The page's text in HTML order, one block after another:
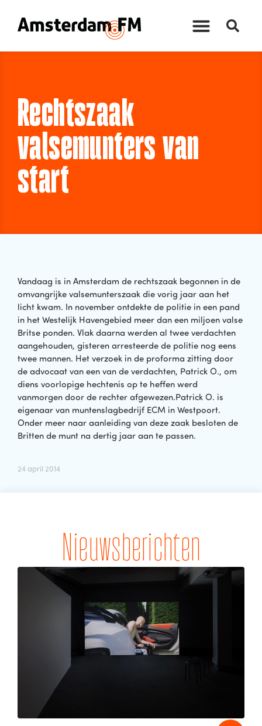
Rechtszaak
valsemunters van
start
Vandaag is in Amsterdam de rechtszaak begonnen in de
omvangrijke valsemunterszaak die vorig jaar aan het
licht kwam. In november ontdekte de politie in een pand
in het Westelijk Havengebied meer dan een miljoen valse
Britse ponden. Vlak daarna werden al twee verdachten
aangehouden, gisteren arresteerde de politie nog eens
twee mannen. Het verzoek in de proforma zitting door
de advocaat van een van de verdachten, Patrick O., om
diens voorlopige hechtenis op te heffen werd
vanmorgen door de rechter afgewezen.Patrick O. is
eigenaar van muntenslagbedrijf ECM in Westpoort.
Onder meer naar aanleiding van deze zaak besloten de
Britten de munt na dertig jaar aan te passen.
24 april 2014
Nieuwsberichten